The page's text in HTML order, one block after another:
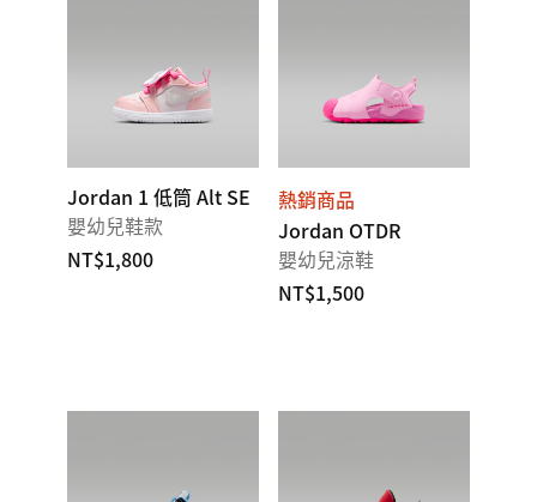
Jordan 1 低筒 Alt SE
嬰幼兒鞋款
NT$1,800
熱銷商品
Jordan OTDR
嬰幼兒涼鞋
NT$1,500